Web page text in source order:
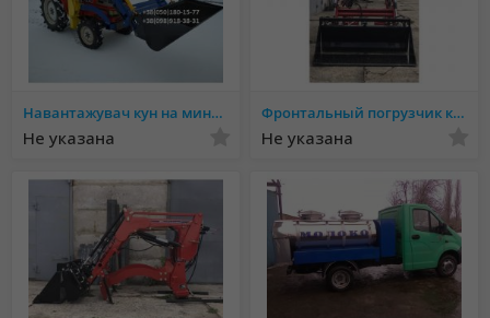
Навантажувач кун на мини трактор.
Не указана
Фронтальный погрузчик кун на минитрактор.
Не указана